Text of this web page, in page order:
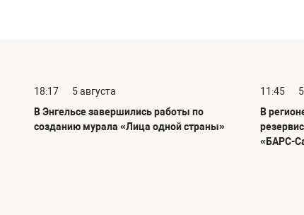
18:17
5 августа
В Энгельсе завершились работы по
созданию мурала «Лица одной страны»
11:45
В
«БАРС-